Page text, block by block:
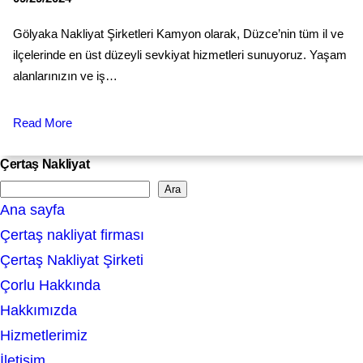
Gölyaka Nakliyat Şirketleri Kamyon olarak, Düzce’nin tüm il ve
ilçelerinde en üst düzeyli sevkiyat hizmetleri sunuyoruz. Yaşam
alanlarınızın ve iş…
Read More
Çertaş Nakliyat
e
a
r
c
h
Ara
Ana sayfa
Çertaş nakliyat firması
Çertaş Nakliyat Şirketi
Çorlu Hakkında
Hakkımızda
Hizmetlerimiz